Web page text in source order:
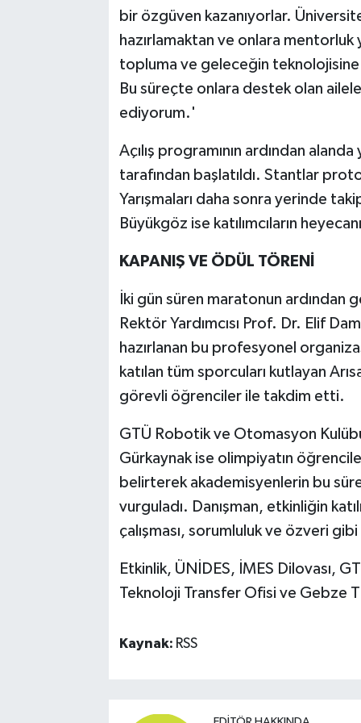
bir özgüven kazanıyorlar.
hazırlamaktan ve onlara
topluma ve geleceğin teknolojisine
Bu süreçte onlara destek olan
ediyorum.'
Açılış programının ardından
tarafından başlatıldı. Stantlar
Yarışmaları daha sonra yerinde
Büyükgöz ise katılımcıların
KAPANIŞ VE ÖDÜL TÖRENİ
İki gün süren maratonun
Rektör Yardımcısı Prof. Dr. Elif
hazırlanan bu profesyonel
katılan tüm sporcuları kutlayan
görevli öğrenciler ile takdim etti.
GTÜ Robotik ve Otomasyon
Gürkaynak ise olimpiyatın
belirterek akademisyenlerin bu
vurguladı. Danışman, etkinliğin
çalışması, sorumluluk ve özveri
Etkinlik, ÜNİDES, İMES Dilovası,
Teknoloji Transfer Ofisi ve Gebze
Kaynak: RSS